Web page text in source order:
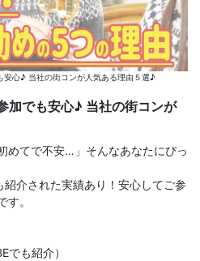
安心♪ 当社の街コンが人気ある理由５選♪
加でも安心♪ 当社の街コンが
めてで不安…」そんなあなたにぴっ
介された実績あり！安心してご参
。
も紹介）